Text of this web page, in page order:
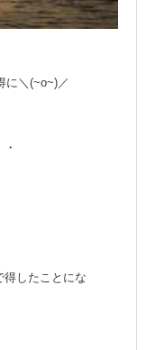
に＼(~o~)／
得したことにな